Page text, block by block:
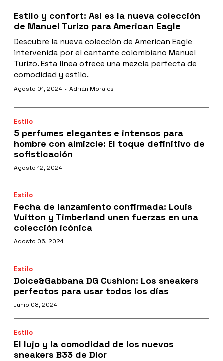
Estilo y confort: Así es la nueva colección
de Manuel Turizo para American Eagle
Descubre la nueva colección de American Eagle
intervenida por el cantante colombiano Manuel
Turizo. Esta línea ofrece una mezcla perfecta de
comodidad y estilo.
Agosto 01, 2024 · Adrián Morales
Estilo
5 perfumes elegantes e intensos para
hombre con almizcle: El toque definitivo de
sofisticación
Agosto 12, 2024
Estilo
Fecha de lanzamiento confirmada: Louis
Vuitton y Timberland unen fuerzas en una
colección ícónica
Agosto 06, 2024
Estilo
Dolce&Gabbana DG Cushion: Los sneakers
perfectos para usar todos los días
Junio 08, 2024
Estilo
El lujo y la comodidad de los nuevos
sneakers B33 de Dior